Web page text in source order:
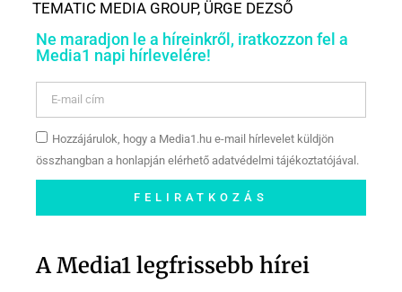
TEMATIC MEDIA GROUP, ÜRGE DEZSŐ
Ne maradjon le a híreinkről, iratkozzon fel a
Media1 napi hírlevelére!
Hozzájárulok, hogy a Media1.hu e-mail hírlevelet küldjön
összhangban a honlapján elérhető adatvédelmi tájékoztatójával.
FELIRATKOZÁS
oldalunkon!
A Media1 legfrissebb hírei